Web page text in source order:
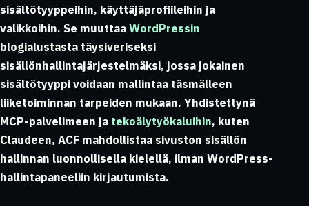
sisältötyyppeihin, käyttäjäprofiileihin ja
valikkoihin. Se muuttaaWordPressin
blogialustasta täysiveriseksi
sisällönhallintajärjestelmäksi, jossa jokainen
sisältötyyppi voidaan mallintaa täsmälleen
liiketoiminnan tarpeiden mukaan. Yhdistettynä
MCP-palvelimeen ja tekoälytyökaluihin, kuten
Claudeen, ACF mahdollistaa sivuston sisällön
hallinnan luonnollisella kielellä, ilman WordPress-
hallintapaneeliin kirjautumista.